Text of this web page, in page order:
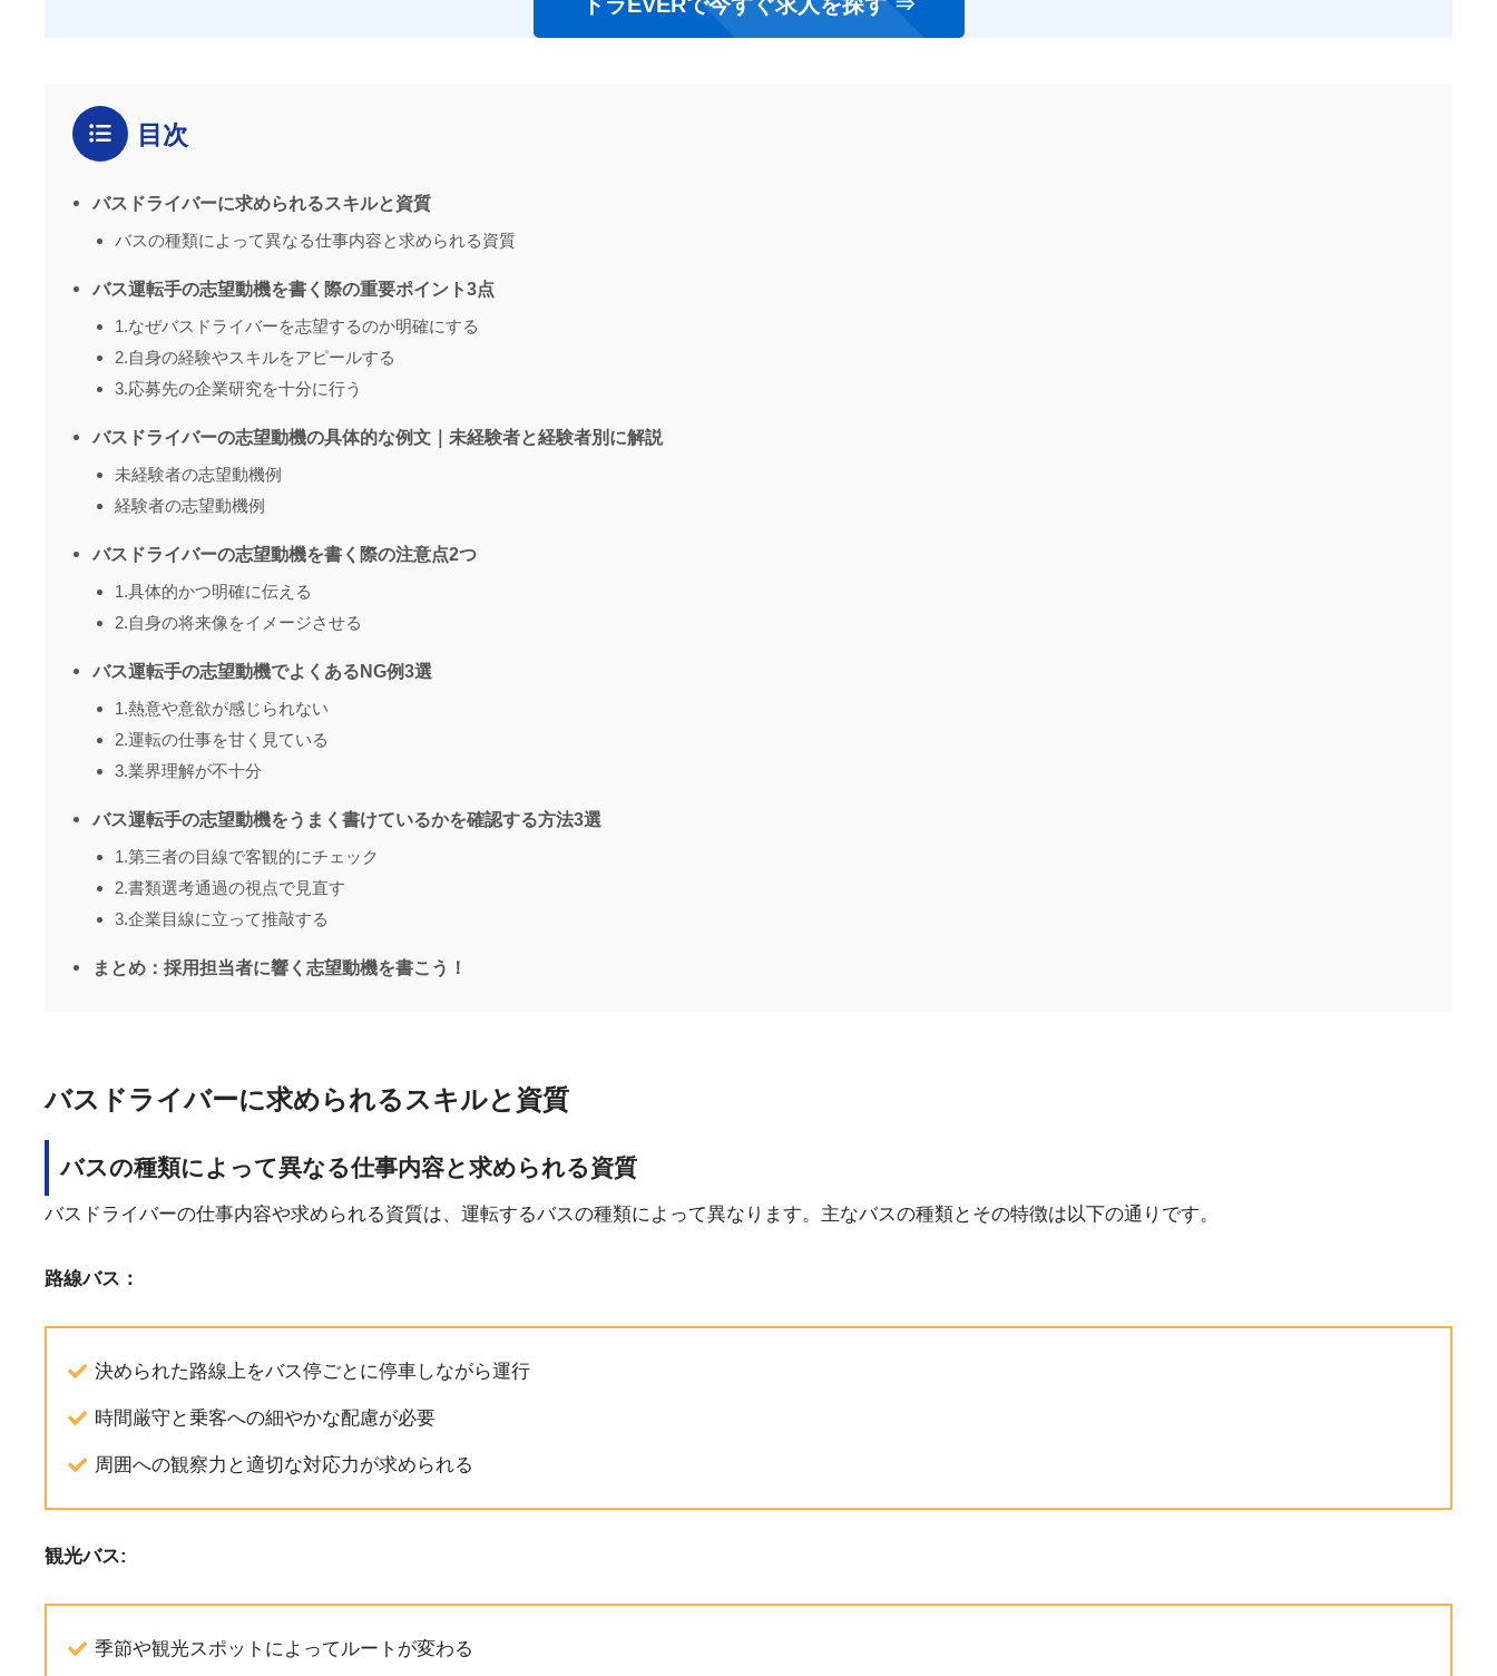
目次
バスドライバーに求められるスキルと資質
バスの種類によって異なる仕事内容と求められる資質
バス運転手の志望動機を書く際の重要ポイント3点
1.なぜバスドライバーを志望するのか明確にする
2.自身の経験やスキルをアピールする
3.応募先の企業研究を十分に行う
バスドライバーの志望動機の具体的な例文｜未経験者と経験者別に解説
未経験者の志望動機例
経験者の志望動機例
バスドライバーの志望動機を書く際の注意点2つ
1.具体的かつ明確に伝える
2.自身の将来像をイメージさせる
バス運転手の志望動機でよくあるNG例3選
1.熱意や意欲が感じられない
2.運転の仕事を甘く見ている
3.業界理解が不十分
バス運転手の志望動機をうまく書けているかを確認する方法3選
1.第三者の目線で客観的にチェック
2.書類選考通過の視点で見直す
3.企業目線に立って推敲する
まとめ：採用担当者に響く志望動機を書こう！
バスドライバーに求められるスキルと資質
バスの種類によって異なる仕事内容と求められる資質
バスドライバーの仕事内容や求められる資質は、運転するバスの種類によって異なります。主なバスの種類とその特徴は以下の通りです。
路線バス：
決められた路線上をバス停ごとに停車しながら運行
時間厳守と乗客への細やかな配慮が必要
周囲への観察力と適切な対応力が求められる
観光バス:
季節や観光スポットによってルートが変わる